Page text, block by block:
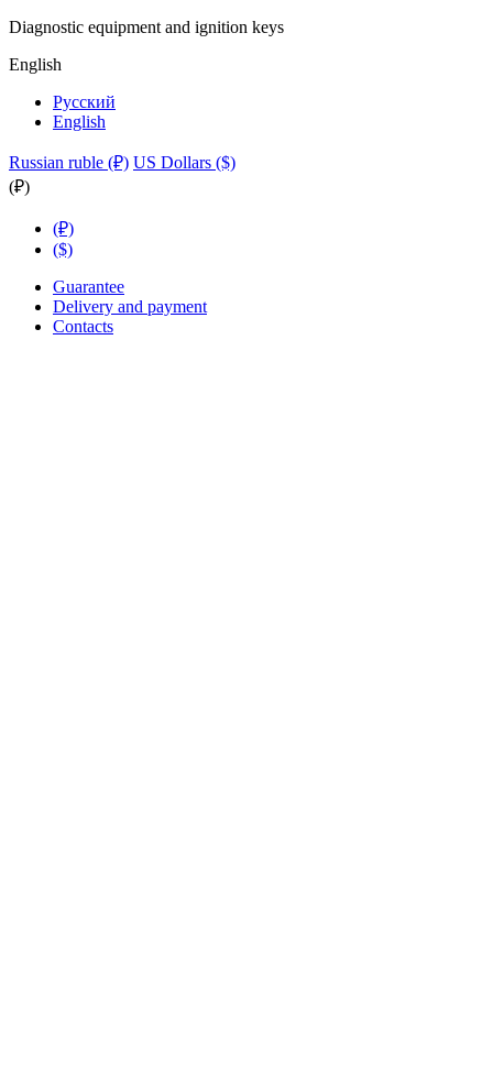
Diagnostic equipment and ignition keys
English
Русский
English
Russian ruble (₽) US Dollars ($)
(₽)
(₽)
($)
Guarantee
Delivery and payment
Contacts